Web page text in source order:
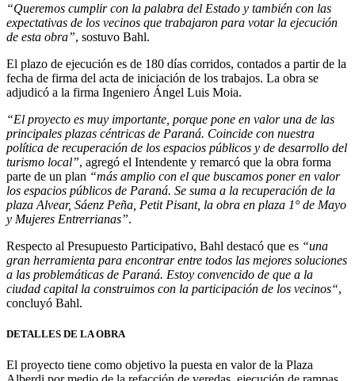
“Queremos cumplir con la palabra del Estado y también con las
expectativas de los vecinos que trabajaron para votar la ejecución
de esta obra”, sostuvo Bahl.
El plazo de ejecución es de 180 días corridos, contados a partir de la
fecha de firma del acta de iniciación de los trabajos. La obra se
adjudicó a la firma Ingeniero Ángel Luis Moia.
“El proyecto es muy importante, porque pone en valor una de las
principales plazas céntricas de Paraná. Coincide con nuestra
política de recuperación de los espacios públicos y de desarrollo del
turismo local”, agregó el Intendente y remarcó que la obra forma
parte de un plan “más amplio con el que buscamos poner en valor
los espacios públicos de Paraná. Se suma a la recuperación de la
plaza Alvear, Sáenz Peña, Petit Pisant, la obra en plaza 1° de Mayo
y Mujeres Entrerrianas”.
Respecto al Presupuesto Participativo, Bahl destacó que es “una
gran herramienta para encontrar entre todos las mejores soluciones
a las problemáticas de Paraná. Estoy convencido de que a la
ciudad capital la construimos con la participación de los vecinos“,
concluyó Bahl.
DETALLES DE LA OBRA
El proyecto tiene como objetivo la puesta en valor de la Plaza